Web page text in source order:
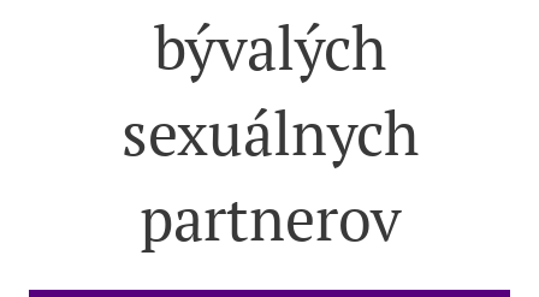
bývalých
sexuálnych
partnerov